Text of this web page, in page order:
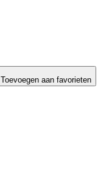
Toevoegen aan favorieten